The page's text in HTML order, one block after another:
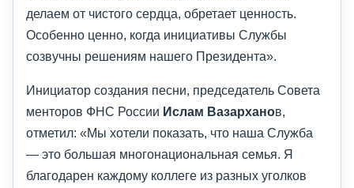
делаем от чистого сердца, обретает ценность.
Особенно ценно, когда инициативы Службы
созвучны решениям нашего Президента».
Инициатор создания песни, председатель Совета
менторов ФНС России Ислам Вазарханов,
отметил: «Мы хотели показать, что наша Служба
— это большая многонациональная семья. Я
благодарен каждому коллеге из разных уголков